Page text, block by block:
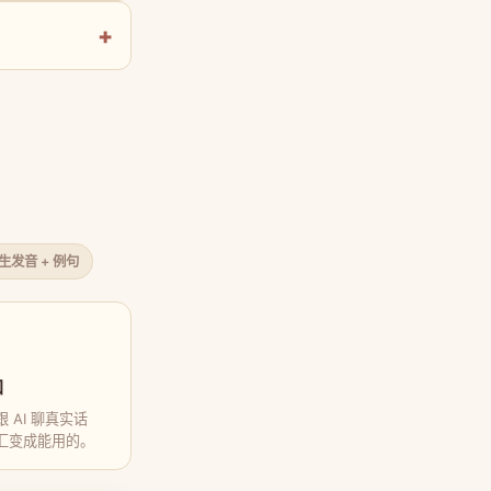
发音 + 例句
AI 聊真实话
成能用的。